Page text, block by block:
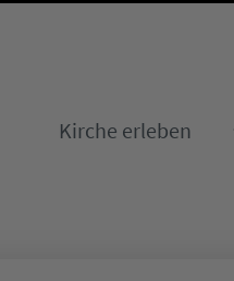
Kirche erleben